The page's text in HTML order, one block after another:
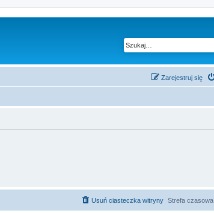
Zarejestruj się
Strefa czasowa
Usuń ciasteczka witryny